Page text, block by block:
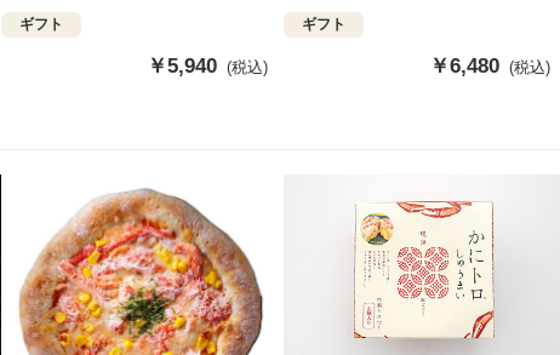
ギフト
販
￥5,940 (税込)
ギフト
販
￥6,480 (税込)